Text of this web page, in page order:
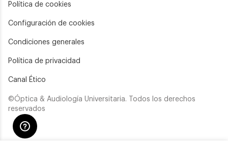
Política de cookies
Configuración de cookies
Condiciones generales
Política de privacidad
Canal Ético
©Óptica & Audiología Universitaria. Todos los derechos
reservados